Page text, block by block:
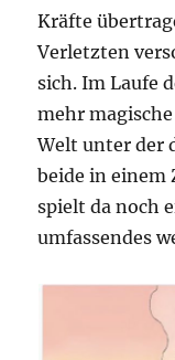
Kräfte
Verletzten
sich. Im Laufe
mehr
Welt unter der
beide in einem
spielt da noch
umfassendes